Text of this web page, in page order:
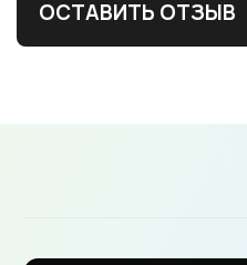
ОСТАВИТЬ ОТЗЫВ